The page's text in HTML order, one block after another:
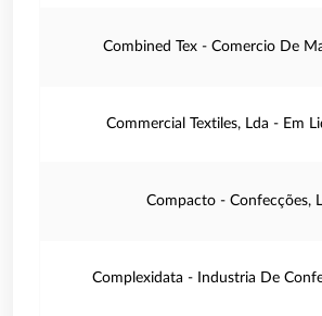
Combined Tex - Comercio De
Commercial Textiles, Lda - Em
Compacto - Confecções,
Complexidata - Industria De